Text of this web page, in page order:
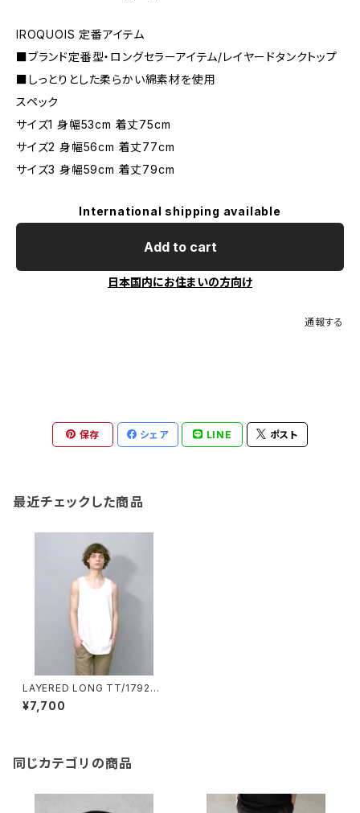
IROQUOIS 定番アイテム
■ブランド定番型・ロングセラーアイテム/レイヤードタンクトップ
■しっとりとした柔らかい綿素材を使用
スペック
サイズ1 身幅53cm 着丈75cm
サイズ2 身幅56cm 着丈77cm
サイズ3 身幅59cm 着丈79cm
International shipping available
Add to cart
日本国内にお住まいの方向け
通報する
保存 シェア LINE ポスト
最近チェックした商品
LAYERED LONG TT/179200
#1/ラウンドヘムロングタンクト
ップ
¥7,700
同じカテゴリの商品